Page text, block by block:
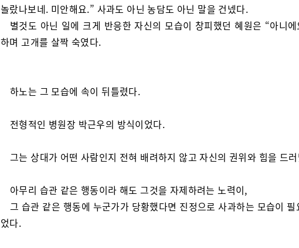
놀랐나보네. 미안해요.” 사과도 아닌 농담도 아닌 말을 건넸다.
별것도 아닌 일에 크게 반응한 자신의 모습이 창피했던 혜원은 “아니
하며 고개를 살짝 숙였다.
하노는 그 모습에 속이 뒤틀렸다.
전형적인 병원장 박근우의 방식이었다.
그는 상대가 어떤 사람인지 전혀 배려하지 않고 자신의 권위와 힘을 드
아무리 습관 같은 행동이라 해도 그것을 자제하려는 노력이,
그 습관 같은 행동에 누군가가 당황했다면 진정으로 사과하는 모습이 필
었다.